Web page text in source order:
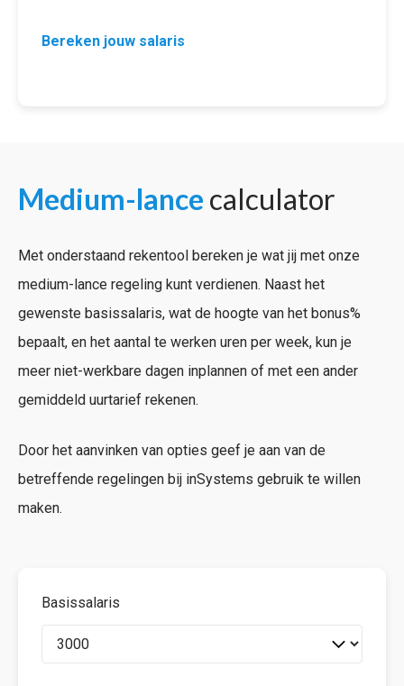
Bereken jouw salaris
Medium-lance calculator
Met onderstaand rekentool bereken je wat jij met onze
medium-lance regeling kunt verdienen. Naast het
gewenste basissalaris, wat de hoogte van het bonus%
bepaalt, en het aantal te werken uren per week, kun je
meer niet-werkbare dagen inplannen of met een ander
gemiddeld uurtarief rekenen.
Door het aanvinken van opties geef je aan van de
betreffende regelingen bij inSystems gebruik te willen
maken.
Basissalaris